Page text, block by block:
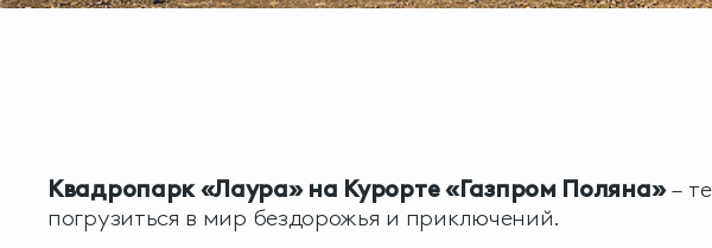
Квадропарк «Лаура» на Курорте «Газпром Поляна»–
погрузиться в мир бездорожья и приключений.